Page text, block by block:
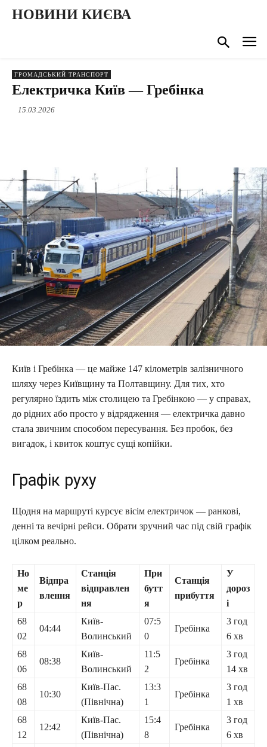
НОВИНИ КИЄВА
ГРОМАДСЬКИЙ ТРАНСПОРТ
Електричка Київ — Гребінка
15.03.2026
Київ і Гребінка — це майже 147 кілометрів залізничного
шляху через Київщину та Полтавщину. Для тих, хто
регулярно їздить між столицею та Гребінкою — у справах,
до рідних або просто у відрядження — електричка давно
стала звичним способом пересування. Без пробок, без
вигадок, і квиток коштує сущі копійки.
Графік руху
Щодня на маршруті курсує вісім електричок — ранкові,
денні та вечірні рейси. Обрати зручний час під свій графік
цілком реально.
Но
ме
р
Відпра
влення
Станція
відправлен
ня
При
бутт
я
Станція
прибуття
У
дороз
і
68
02
04:44
Київ-
Волинський
07:5
0
Гребінка
3 год
6 хв
68
06
08:38
Київ-
Волинський
11:5
2
Гребінка
3 год
14 хв
68
08
10:30
Київ-Пас.
(Північна)
13:3
1
Гребінка
3 год
1 хв
68
12
12:42
Київ-Пас.
(Північна)
15:4
8
Гребінка
3 год
6 хв